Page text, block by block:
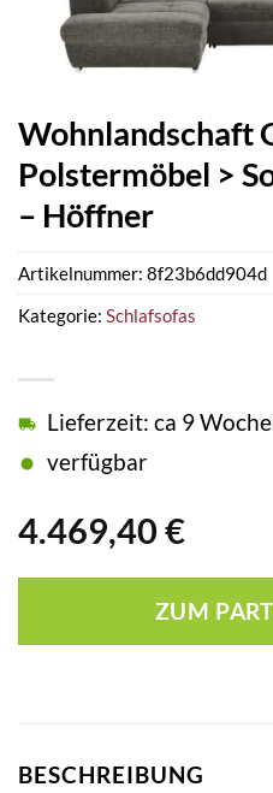
Wohnlandschaft
Polstermöbel >
– Höffner
4.469,40 €
Lieferzeit: ca 9
verfügbar
ZUM
Artikelnummer: 8f23b6dd904d
Kategorie: Schlafsofas
BESCHREIBUNG